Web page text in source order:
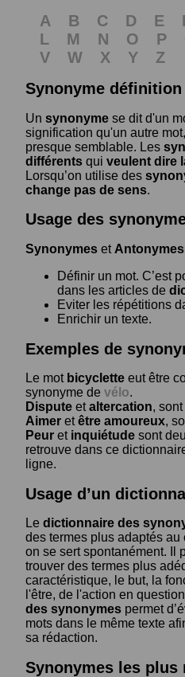
A B C D E
L
M N O P
V
W X Y
Z
Synonyme définition
Un synonyme se dit d'un
signification qu'un autre
presque semblable. Les
différents qui veulent dire
Lorsqu’on utilise des
change pas de sens.
Usage des
Synonymes et Antonymes
Définir un mot. C’est
dans les articles de
Eviter les répétitions
Enrichir un texte.
Exemples de
Le mot bicyclette eut être
synonyme de vélo.
Dispute etaltercation,
Aimer etêtre amoureux,
Peur et inquiétude sont
retrouve dans ce
ligne.
Usage d’un
Le dictionnaire des
des termes plus adaptés
on se sert spontanément. Il
trouver des termes plus
caractéristique, le but, la
l'être, de l'action en
des synonymes permet
mots dans le même texte
sa rédaction.
Synonymes les plus